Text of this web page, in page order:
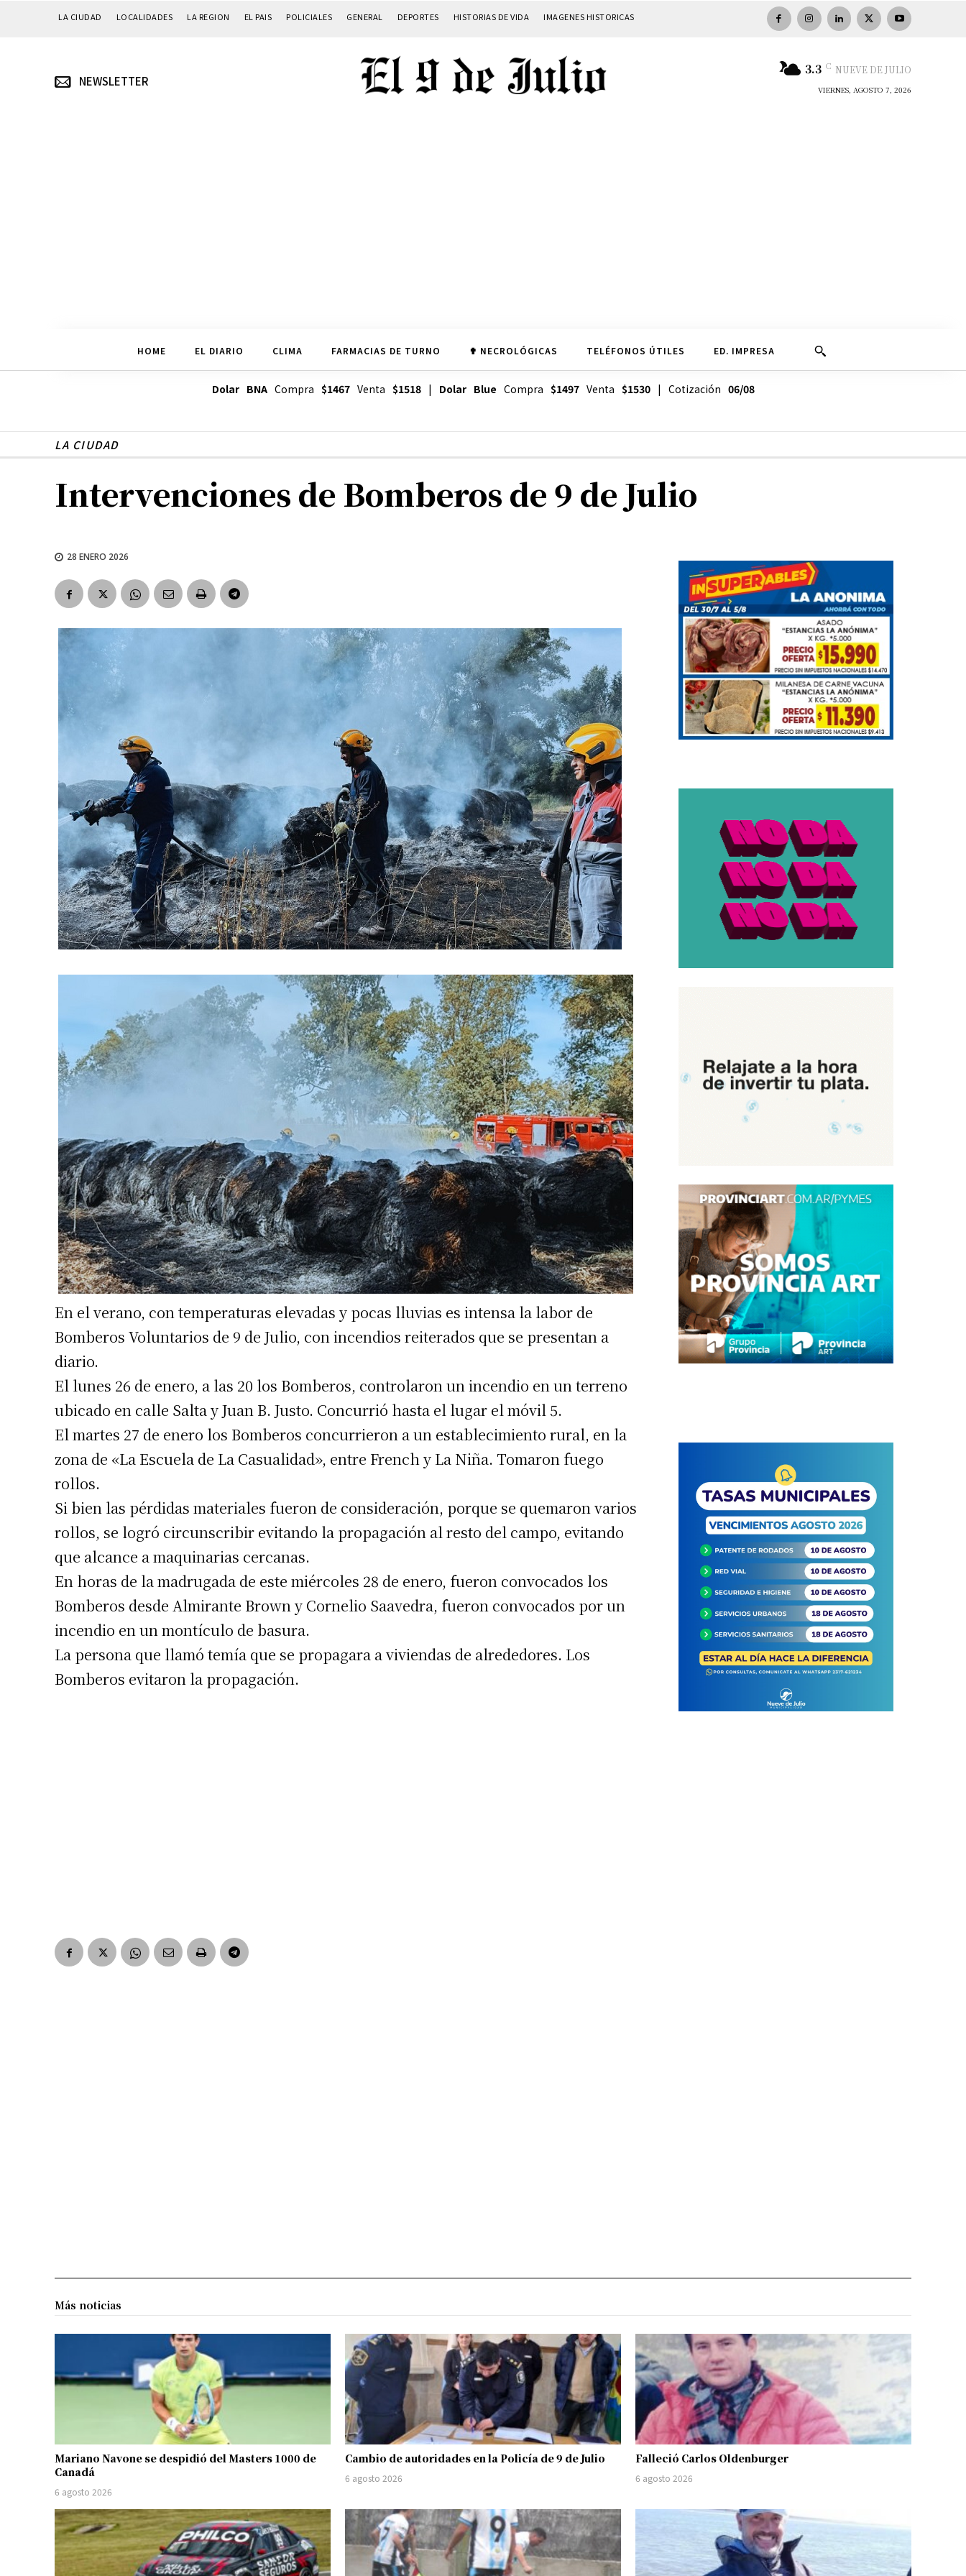
Suscribirme gratis
Dirección de correo electrónico *
Nombre
Apellidos
Número de teléfono
LA CIUDAD LOCALIDADES LA REGION EL PAIS POLICIALES GENERAL DEPORTES HISTORIAS DE VIDA IMAGENES HISTORICAS
NEWSLETTER
3.3 C NUEVE DE JULIO
VIERNES, AGOSTO 7, 2026
HOME EL DIARIO CLIMA FARMACIAS DE TURNO ✟ NECROLÓGICAS TELÉFONOS ÚTILES ED. IMPRESA
Dolar BNACompra $1467Venta $1518| Dolar Blue Compra $1497Venta $1530| Cotización 06/08
LA CIUDAD
Intervenciones de Bomberos de 9 de Julio
28 ENERO 2026
En el verano, con temperaturas elevadas y pocas lluvias es intensa la labor de
Bomberos Voluntarios de 9 de Julio, con incendios reiterados que se presentan a
diario.
El lunes 26 de enero, a las 20 los Bomberos, controlaron un incendio en un terreno
ubicado en calle Salta y Juan B. Justo. Concurrió hasta el lugar el móvil 5.
El martes 27 de enero los Bomberos concurrieron a un establecimiento rural, en la
zona de «La Escuela de La Casualidad», entre French y La Niña. Tomaron fuego
rollos.
Si bien las pérdidas materiales fueron de consideración, porque se quemaron varios
rollos, se logró circunscribir evitando la propagación al resto del campo, evitando
que alcance a maquinarias cercanas.
En horas de la madrugada de este miércoles 28 de enero, fueron convocados los
Bomberos desde Almirante Brown y Cornelio Saavedra, fueron convocados por un
incendio en un montículo de basura.
La persona que llamó temía que se propagara a viviendas de alrededores. Los
Bomberos evitaron la propagación.
Más noticias
Mariano Navone se despidió del Masters 1000 de
Canadá
6 agosto 2026
Cambio de autoridades en la Policía de 9 de Julio
6 agosto 2026
Falleció Carlos Oldenburger
6 agosto 2026